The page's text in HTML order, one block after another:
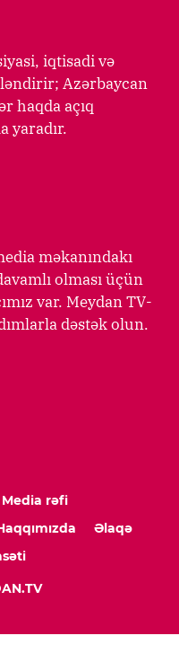
iqtisadi və
Azərbaycan
haqda açıq
yaradır.
məkanındakı
olması üçün
var. Meydan TV-
dəstək olun.
Media rəfi
Əlaqə